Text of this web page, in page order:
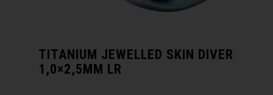
TITANIUM JEWELLED SKIN DIVER
1,0×2,5MM LR